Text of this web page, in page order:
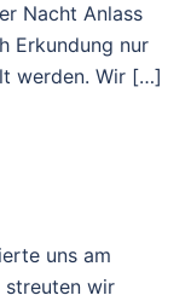
Nacht Anlass
Erkundung nur
werden. Wir […]
uns am
streuten wir